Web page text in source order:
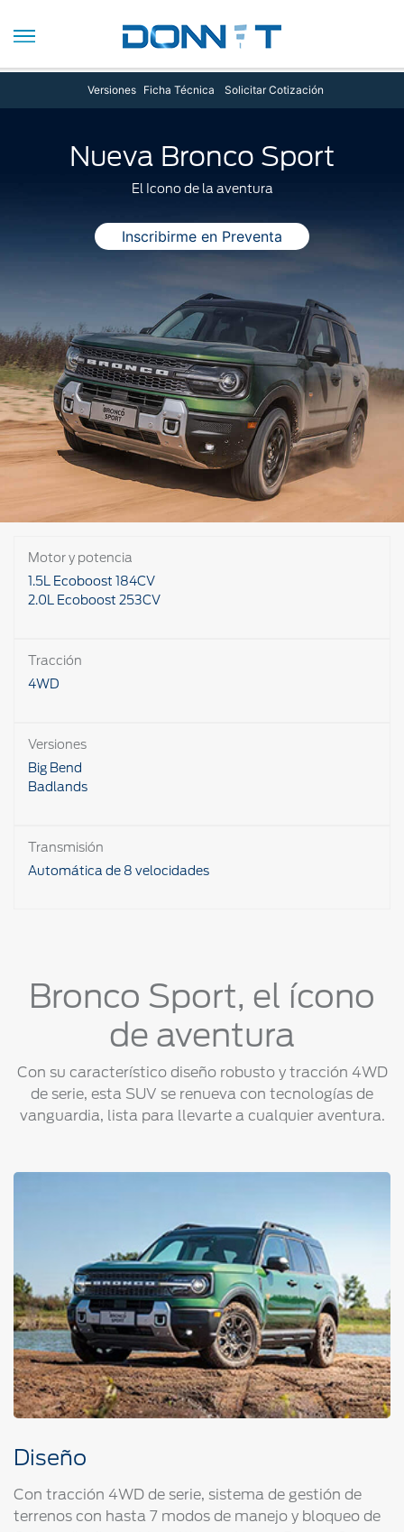
Versiones Ficha Técnica Solicitar Cotización
Nueva Bronco Sport
El Icono de la aventura
Inscribirme en Preventa
Motor y potencia
1.5L Ecoboost 184CV
2.0L Ecoboost 253CV
Tracción
4WD
Versiones
Big Bend
Badlands
Transmisión
Automática de 8 velocidades
Bronco Sport, el ícono
de aventura
Con su característico diseño robusto y tracción 4WD
de serie, esta SUV se renueva con tecnologías de
vanguardia, lista para llevarte a cualquier aventura.
Diseño
Con tracción 4WD de serie, sistema de gestión de
terrenos con hasta 7 modos de manejo y bloqueo de